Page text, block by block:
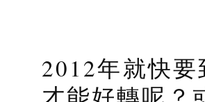
2012年就快
才能好轉呢？